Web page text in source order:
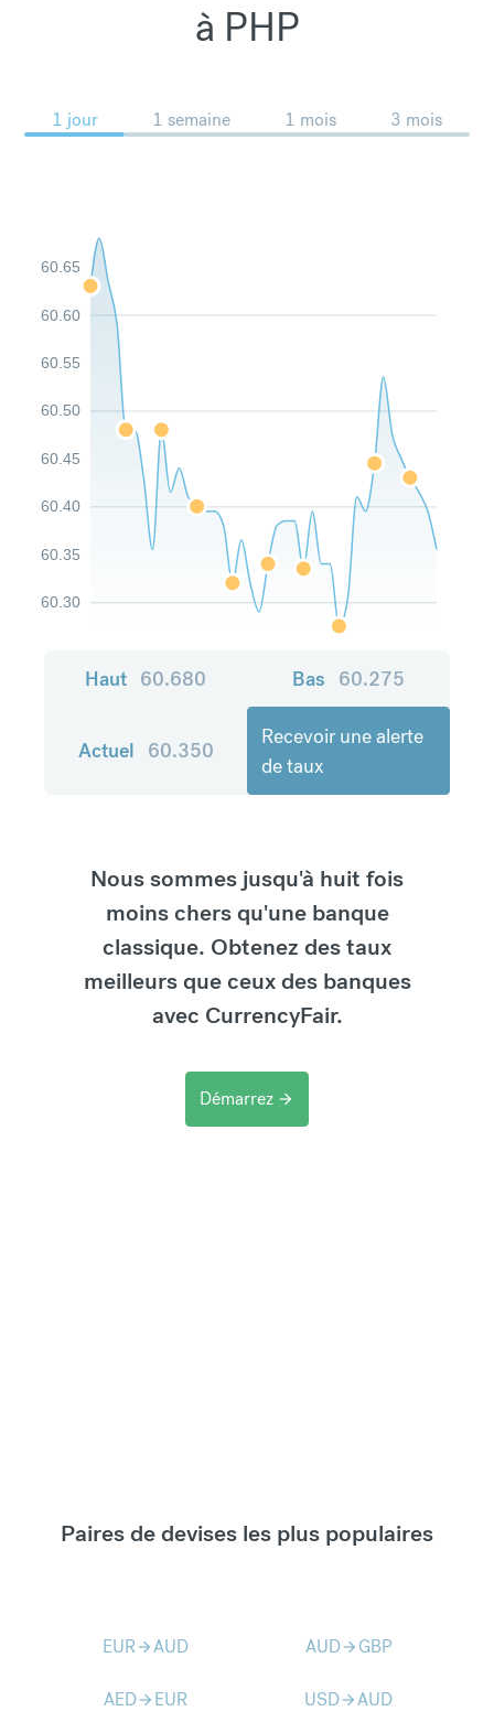
à PHP
1 jour 1 semaine 1 mois 3 mois
60.30
60.35
60.40
60.45
60.50
60.55
60.60
60.65
Haut 60.680 Bas 60.275
Actuel 60.350
Recevoir une alerte
de taux
Nous sommes jusqu'à huit fois
moins chers qu'une banque
classique. Obtenez des taux
meilleurs que ceux des banques
avec CurrencyFair.
Démarrez arrow_forward
Paires de devises les plus populaires
EURarrow_forwardAUD AUDarrow_forward GBP
AEDarrow_forward EUR USDarrow_forwardAUD